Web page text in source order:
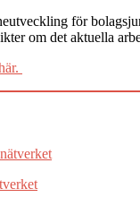
för
om det aktuella